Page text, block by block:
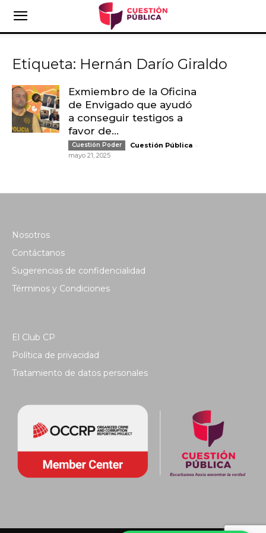
Etiqueta: Hernán Darío Giraldo
Exmiembro de la Oficina
de Envigado que ayudó
a conseguir testigos a
favor de...
Cuestión Poder Cuestión Pública -
mayo 21, 2025
Nosotros
Contáctanos
Sugerencias de confidencialidad
Términos y Condiciones
El Club CP
Política de privacidad
Tratamiento de datos personales